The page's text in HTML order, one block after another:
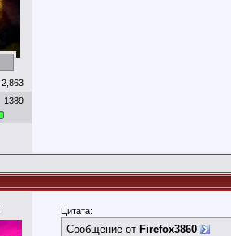
2,863
1389
Цитата:
Сообщение от Firefox3860